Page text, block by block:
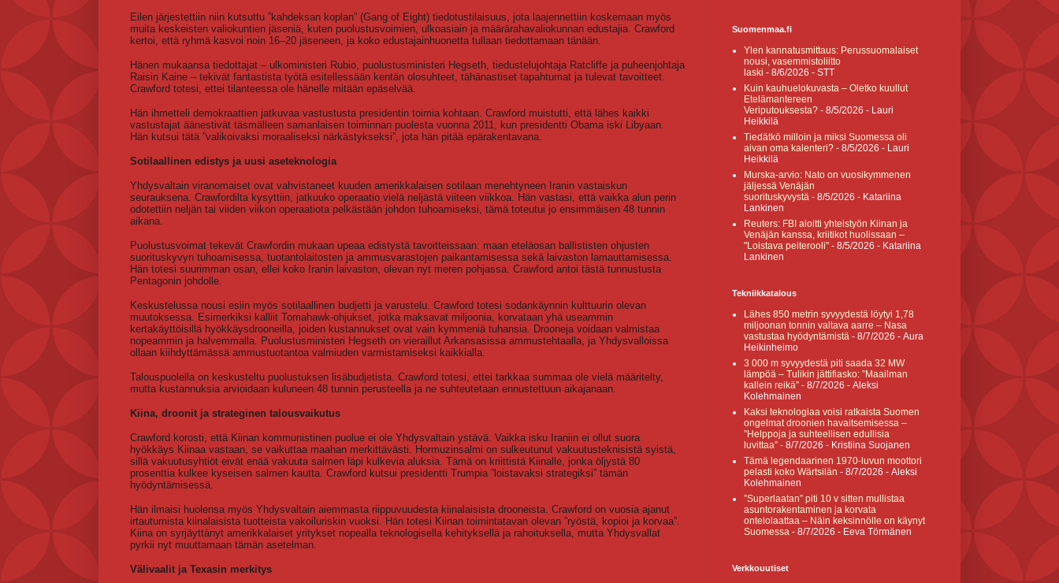
Eilen järjestettiin niin kutsuttu ”kahdeksan koplan” (Gang of Eight) tiedotustilaisuus, jota laajennettiin koskemaan myös
muita keskeisten valiokuntien jäseniä, kuten puolustusvoimien, ulkoasiain ja määrärahavaliokunnan edustajia. Crawford
kertoi, että ryhmä kasvoi noin 16–20 jäseneen, ja koko edustajainhuonetta tullaan tiedottamaan tänään.
Hänen mukaansa tiedottajat – ulkoministeri Rubio, puolustusministeri Hegseth, tiedustelujohtaja Ratcliffe ja puheenjohtaja
Raisin Kaine – tekivät fantastista työtä esitellessään kentän olosuhteet, tähänastiset tapahtumat ja tulevat tavoitteet.
Crawford totesi, ettei tilanteessa ole hänelle mitään epäselvää.
Hän ihmetteli demokraattien jatkuvaa vastustusta presidentin toimia kohtaan. Crawford muistutti, että lähes kaikki
vastustajat äänestivät täsmälleen samanlaisen toiminnan puolesta vuonna 2011, kun presidentti Obama iski Libyaan.
Hän kutsui tätä ”valikoivaksi moraaliseksi närkästykseksi”, jota hän pitää epärakentavana.
Sotilaallinen edistys ja uusi aseteknologia
Yhdysvaltain viranomaiset ovat vahvistaneet kuuden amerikkalaisen sotilaan menehtyneen Iranin vastaiskun
seurauksena. Crawfordilta kysyttiin, jatkuuko operaatio vielä neljästä viiteen viikkoa. Hän vastasi, että vaikka alun perin
odotettiin neljän tai viiden viikon operaatiota pelkästään johdon tuhoamiseksi, tämä toteutui jo ensimmäisen 48 tunnin
aikana.
Puolustusvoimat tekevät Crawfordin mukaan upeaa edistystä tavoitteissaan: maan eteläosan ballististen ohjusten
suorituskyvyn tuhoamisessa, tuotantolaitosten ja ammusvarastojen paikantamisessa sekä laivaston lamauttamisessa.
Hän totesi suurimman osan, ellei koko Iranin laivaston, olevan nyt meren pohjassa. Crawford antoi tästä tunnustusta
Pentagonin johdolle.
Keskustelussa nousi esiin myös sotilaallinen budjetti ja varustelu. Crawford totesi sodankäynnin kulttuurin olevan
muutoksessa. Esimerkiksi kalliit Tomahawk-ohjukset, jotka maksavat miljoonia, korvataan yhä useammin
kertakäyttöisillä hyökkäysdrooneilla, joiden kustannukset ovat vain kymmeniä tuhansia. Drooneja voidaan valmistaa
nopeammin ja halvemmalla. Puolustusministeri Hegseth on vieraillut Arkansasissa ammustehtaalla, ja Yhdysvalloissa
ollaan kiihdyttämässä ammustuotantoa valmiuden varmistamiseksi kaikkialla.
Talouspuolella on keskusteltu puolustuksen lisäbudjetista. Crawford totesi, ettei tarkkaa summaa ole vielä määritelty,
mutta kustannuksia arvioidaan kuluneen 48 tunnin perusteella ja ne suhteutetaan ennustettuun aikajanaan.
Kiina, droonit ja strateginen talousvaikutus
Crawford korosti, että Kiinan kommunistinen puolue ei ole Yhdysvaltain ystävä. Vaikka isku Iraniin ei ollut suora
hyökkäys Kiinaa vastaan, se vaikuttaa maahan merkittävästi. Hormuzinsalmi on sulkeutunut vakuutusteknisistä syistä,
sillä vakuutusyhtiöt eivät enää vakuuta salmen läpi kulkevia aluksia. Tämä on kriittistä Kiinalle, jonka öljystä 80
prosenttia kulkee kyseisen salmen kautta. Crawford kutsui presidentti Trumpia ”loistavaksi strategiksi” tämän
hyödyntämisessä.
Hän ilmaisi huolensa myös Yhdysvaltain aiemmasta riippuvuudesta kiinalaisista drooneista. Crawford on vuosia ajanut
irtautumista kiinalaisista tuotteista vakoiluriskin vuoksi. Hän totesi Kiinan toimintatavan olevan ”ryöstä, kopioi ja korvaa”.
Kiina on syrjäyttänyt amerikkalaiset yritykset nopealla teknologisella kehityksellä ja rahoituksella, mutta Yhdysvallat
pyrkii nyt muuttamaan tämän asetelman.
Välivaalit ja Texasin merkitys
Suomenmaa.fi
Ylen kannatusmittaus: Perussuomalaiset
nousi, vasemmistoliitto
laski - 8/6/2026 - STT
Kuin kauhuelokuvasta – Oletko kuullut
Etelämantereen
Veriputouksesta? - 8/5/2026 - Lauri
Heikkilä
Tiedätkö milloin ja miksi Suomessa oli
aivan oma kalenteri? - 8/5/2026 - Lauri
Heikkilä
Murska-arvio: Nato on vuosikymmenen
jäljessä Venäjän
suorituskyvystä - 8/5/2026 - Katariina
Lankinen
Reuters: FBI aloitti yhteistyön Kiinan ja
Venäjän kanssa, kriitikot huolissaan –
"Loistava peiterooli" - 8/5/2026 - Katariina
Lankinen
Tekniikkatalous
Lähes 850 metrin syvyydestä löytyi 1,78
miljoonan tonnin valtava aarre – Nasa
vastustaa hyödyntämistä - 8/7/2026 - Aura
Heikinheimo
3 000 m syvyydestä piti saada 32 MW
lämpöä – Tulikin jättifiasko: ”Maailman
kallein reikä” - 8/7/2026 - Aleksi
Kolehmainen
Kaksi teknologiaa voisi ratkaista Suomen
ongelmat droonien havaitsemisessa –
”Helppoja ja suhteellisen edullisia
luvittaa” - 8/7/2026 - Kristiina Suojanen
Tämä legendaarinen 1970-luvun moottori
pelasti koko Wärtsilän - 8/7/2026 - Aleksi
Kolehmainen
”Superlaatan” piti 10 v sitten mullistaa
asuntorakentaminen ja korvata
ontelolaattaa – Näin keksinnölle on käynyt
Suomessa - 8/7/2026 - Eeva Törmänen
Verkkouutiset